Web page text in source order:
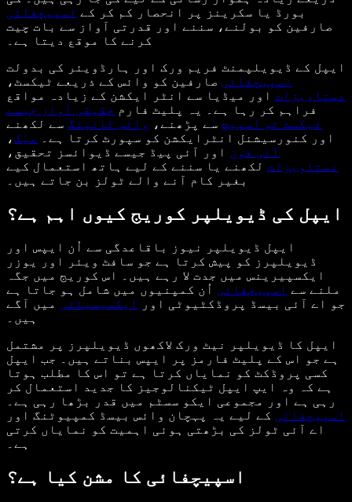
بورڈ یا سکرینز پر انحصار کم کر کے اسپیچفائی
صارفین کو بولنے، سننے اور قدرتی آواز سے بات چیت
کرنے کا موقع دیتا ہے۔
ایپل کے ڈیویلپمنٹ فریم ورک اور ہارڈویئر کی بدولت
اسپیچفائی صارفین کو وائس کے ذریعے ٹیکسٹ،
دستاویزات اور میڈیا سے انٹر ایکشن کے زیادہ مواقع
فراہم کر رہا ہے۔ یہ پلیٹ فارم حقیقی آواز جیسے
ٹیکسٹ ٹو اسپیچ سے پڑھنے، وائس ٹائپنگ سے لکھنے
اور کنورسیشنل انٹرایکشن کو سپورٹ کرتا ہے۔ میَک،
آئی فون اور آئی پیڈ جیسے ڈیوائسز تحقیق،
دستاویزات لکھنے یا سننے کے لیے ہاتھ استعمال کیے
بغیر کام آنے والے ٹولز بن جاتے ہیں۔
ایپل کی ڈیویلپر کوریج کیوں اہم ہے؟
ایپل ڈیویلپر نیوز باقاعدگی سے اُن ایپس اور
ڈیویلپرز کو پیش کرتا ہے جو سافٹ ویئر اور یوزر
ایکسپیرینس میں جدت لا رہے ہیں۔ اس کوریج میں جگہ
ملنے سے اسپیچفائی اُن کمپنیوں میں شامل ہو جاتا ہے
جو اے آئی بیسڈ پروڈکٹیوٹی اور
ایکسیسبلٹی میں آگے
ہیں۔
ایپل کا ڈیویلپر نیٹ ورک لاکھوں ڈیویلپرز پر مشتمل
ہے جو اس کے پلیٹ فارمز پر ایپس بناتے ہیں۔ جب ایپل
کسی پروڈکٹ کو نمایاں کرتا ہے تو اس کا مطلب ہوتا
ہے کہ وہ ایپ ایپل ٹیکنالوجیز کا جدید استعمال کر
رہی ہے اور مجموعی ایکو سسٹم میں قدر بڑھا رہی ہے۔
اسپیچفائی کے لیے یہ پہچان وائس بیسڈ کمپیوٹنگ اور
اے آئی ٹولز کی بڑھتی ہوئی اہمیت کو نمایاں کرتی
ہے۔
اسپیچفائی کا مشن کیا ہے؟